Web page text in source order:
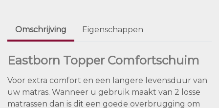
Omschrijving Eigenschappen
Eastborn Topper Comfortschuim
Voor extra comfort en een langere levensduur van
uw matras. Wanneer u gebruik maakt van 2 losse
matrassen dan is dit een goede overbrugging om